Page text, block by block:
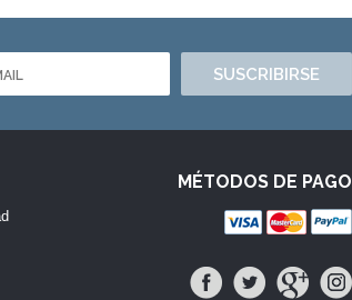
SUSCRIBIRSE
MÉTODOS DE PAGO